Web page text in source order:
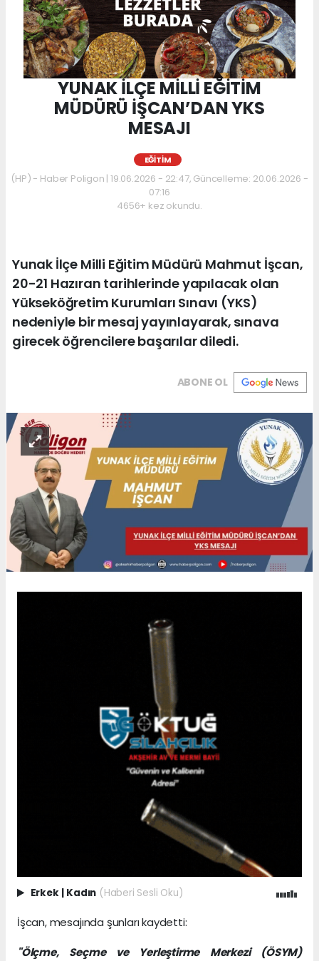
YUNAK İLÇE MİLLİ EĞİTİM
MÜDÜRÜ İŞCAN’DAN YKS
MESAJI
EĞITIM
(HP) - Haber Poligon | 19.06.2026 - 22:47, Güncelleme: 20.06.2026 -
07:16
4656+ kez okundu.
Yunak İlçe Milli Eğitim Müdürü Mahmut İşcan,
20-21 Hazıran tarihlerinde yapılacak olan
Yükseköğretim Kurumları Sınavı (YKS)
nedeniyle bir mesaj yayınlayarak, sınava
girecek öğrencilere başarılar diledi.
ABONE OL
Erkek | Kadın (Haberi Sesli Oku)
İşcan, mesajında şunları kaydetti:
"Ölçme, Seçme ve Yerleştirme Merkezi (ÖSYM)